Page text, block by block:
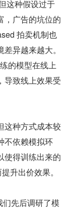
这种假设过于
，广告的坑位的
拍卖机制也
异越来越大。
的模型在线上
导致线上效果受
这种方式成本较
不依赖模拟环
使得训练出来的
升出价效果。
先后调研了模